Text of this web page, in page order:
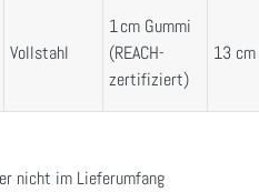
Vollstahl
1 cm Gummi
(REACH-
zertifiziert)
13 cm
nicht im Lieferumfang